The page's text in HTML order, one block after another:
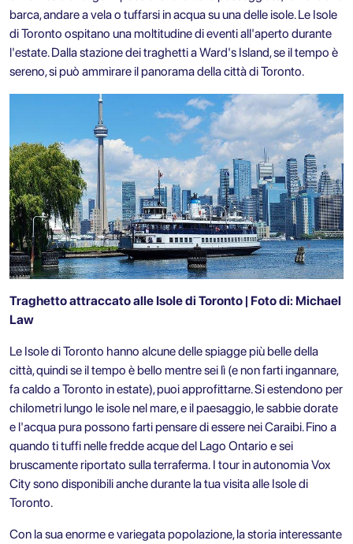
barca, andare a vela o tuffarsi in acqua su una delle isole. Le Isole
di Toronto ospitano una moltitudine di eventi all'aperto durante
l'estate. Dalla stazione dei traghetti a Ward's Island, se il tempo è
sereno, si può ammirare il panorama della città di Toronto.
Traghetto attraccato alle Isole di Toronto | Foto di: Michael
Law
Le Isole di Toronto hanno alcune delle spiagge più belle della
città, quindi se il tempo è bello mentre sei lì (e non farti ingannare,
fa caldo a Toronto in estate), puoi approfittarne. Si estendono per
chilometri lungo le isole nel mare, e il paesaggio, le sabbie dorate
e l'acqua pura possono farti pensare di essere nei Caraibi. Fino a
quando ti tuffi nelle fredde acque del Lago Ontario e sei
bruscamente riportato sulla terraferma. I tour in autonomia Vox
Citysono disponibili anche durante la tua visita alle Isole di
Toronto.
Con la sua enorme e variegata popolazione, la storia interessante